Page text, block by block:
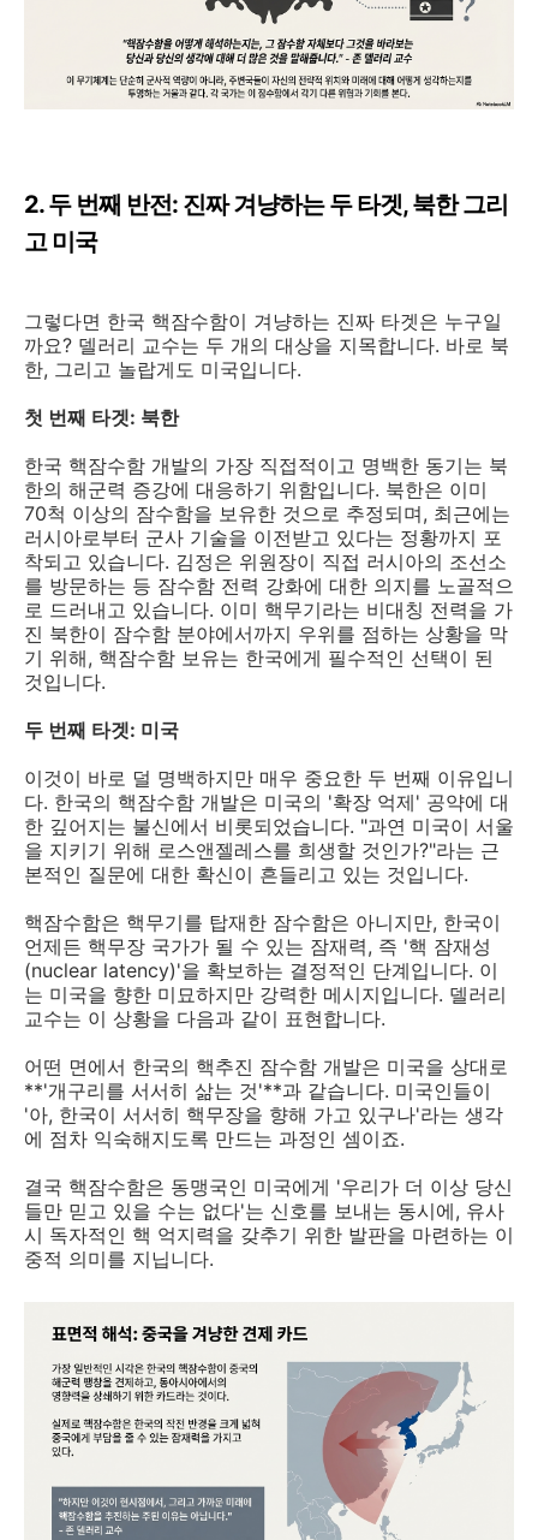
2. 두 번째 반전: 진짜 겨냥하는 두 타겟, 북한 그리
고 미국
그렇다면 한국 핵잠수함이 겨냥하는 진짜 타겟은 누구일
까요? 델러리 교수는 두 개의 대상을 지목합니다. 바로 북
한, 그리고 놀랍게도 미국입니다.
첫 번째 타겟: 북한
한국 핵잠수함 개발의 가장 직접적이고 명백한 동기는 북
한의 해군력 증강에 대응하기 위함입니다. 북한은 이미
70척 이상의 잠수함을 보유한 것으로 추정되며, 최근에는
러시아로부터 군사 기술을 이전받고 있다는 정황까지 포
착되고 있습니다. 김정은 위원장이 직접 러시아의 조선소
를 방문하는 등 잠수함 전력 강화에 대한 의지를 노골적으
로 드러내고 있습니다. 이미 핵무기라는 비대칭 전력을 가
진 북한이 잠수함 분야에서까지 우위를 점하는 상황을 막
기 위해, 핵잠수함 보유는 한국에게 필수적인 선택이 된
것입니다.
두 번째 타겟: 미국
이것이 바로 덜 명백하지만 매우 중요한 두 번째 이유입니
다. 한국의 핵잠수함 개발은 미국의 '확장 억제' 공약에 대
한 깊어지는 불신에서 비롯되었습니다. "과연 미국이 서울
을 지키기 위해 로스앤젤레스를 희생할 것인가?"라는 근
본적인 질문에 대한 확신이 흔들리고 있는 것입니다.
핵잠수함은 핵무기를 탑재한 잠수함은 아니지만, 한국이
언제든 핵무장 국가가 될 수 있는 잠재력, 즉 '핵 잠재성
(nuclear latency)'을 확보하는 결정적인 단계입니다. 이
는 미국을 향한 미묘하지만 강력한 메시지입니다. 델러리
교수는 이 상황을 다음과 같이 표현합니다.
어떤 면에서 한국의 핵추진 잠수함 개발은 미국을 상대로
**'개구리를 서서히 삶는 것'**과 같습니다. 미국인들이
'아, 한국이 서서히 핵무장을 향해 가고 있구나'라는 생각
에 점차 익숙해지도록 만드는 과정인 셈이죠.
결국 핵잠수함은 동맹국인 미국에게 '우리가 더 이상 당신
들만 믿고 있을 수는 없다'는 신호를 보내는 동시에, 유사
시 독자적인 핵 억지력을 갖추기 위한 발판을 마련하는 이
중적 의미를 지닙니다.